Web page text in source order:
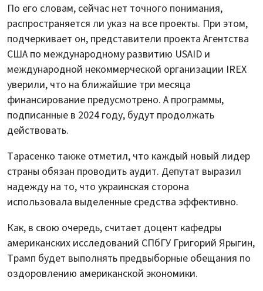
По его словам, сейчас нет точного понимания,
распространяется ли указ на все проекты. При этом,
подчеркивает он, представители проекта Агентства
США по международному развитию USAID и
международной некоммерческой организации IREX
уверили, что на ближайшие три месяца
финансирование предусмотрено. А программы,
подписанные в 2024 году, будут продолжать
действовать.
Тарасенко также отметил, что каждый новый лидер
страны обязан проводить аудит. Депутат выразил
надежду на то, что украинская сторона
использовала выделенные средства эффективно.
Как, в свою очередь, считает доцент кафедры
американских исследований СПбГУ Григорий Ярыгин,
Трамп будет выполнять предвыборные обещания по
оздоровлению американской экономики.